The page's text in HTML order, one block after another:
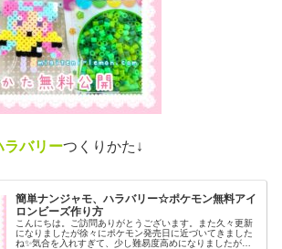
ラバリーつくりかた↓
簡単ナンジャモ、ハラバリー☆ポケモン無料アイ
ロンビーズ作り方
こんにちは。ご訪問ありがとうございます。また久々更新
になりましたが徐々にポケモン発売日に近づいてきました
ね✨気合を入れすぎて、少し難易度高めになりましたがぜ